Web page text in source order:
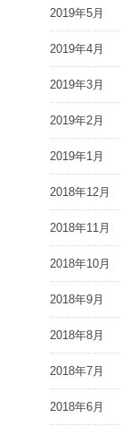
2019年5月
2019年4月
2019年3月
2019年2月
2019年1月
2018年12月
2018年11月
2018年10月
2018年9月
2018年8月
2018年7月
2018年6月